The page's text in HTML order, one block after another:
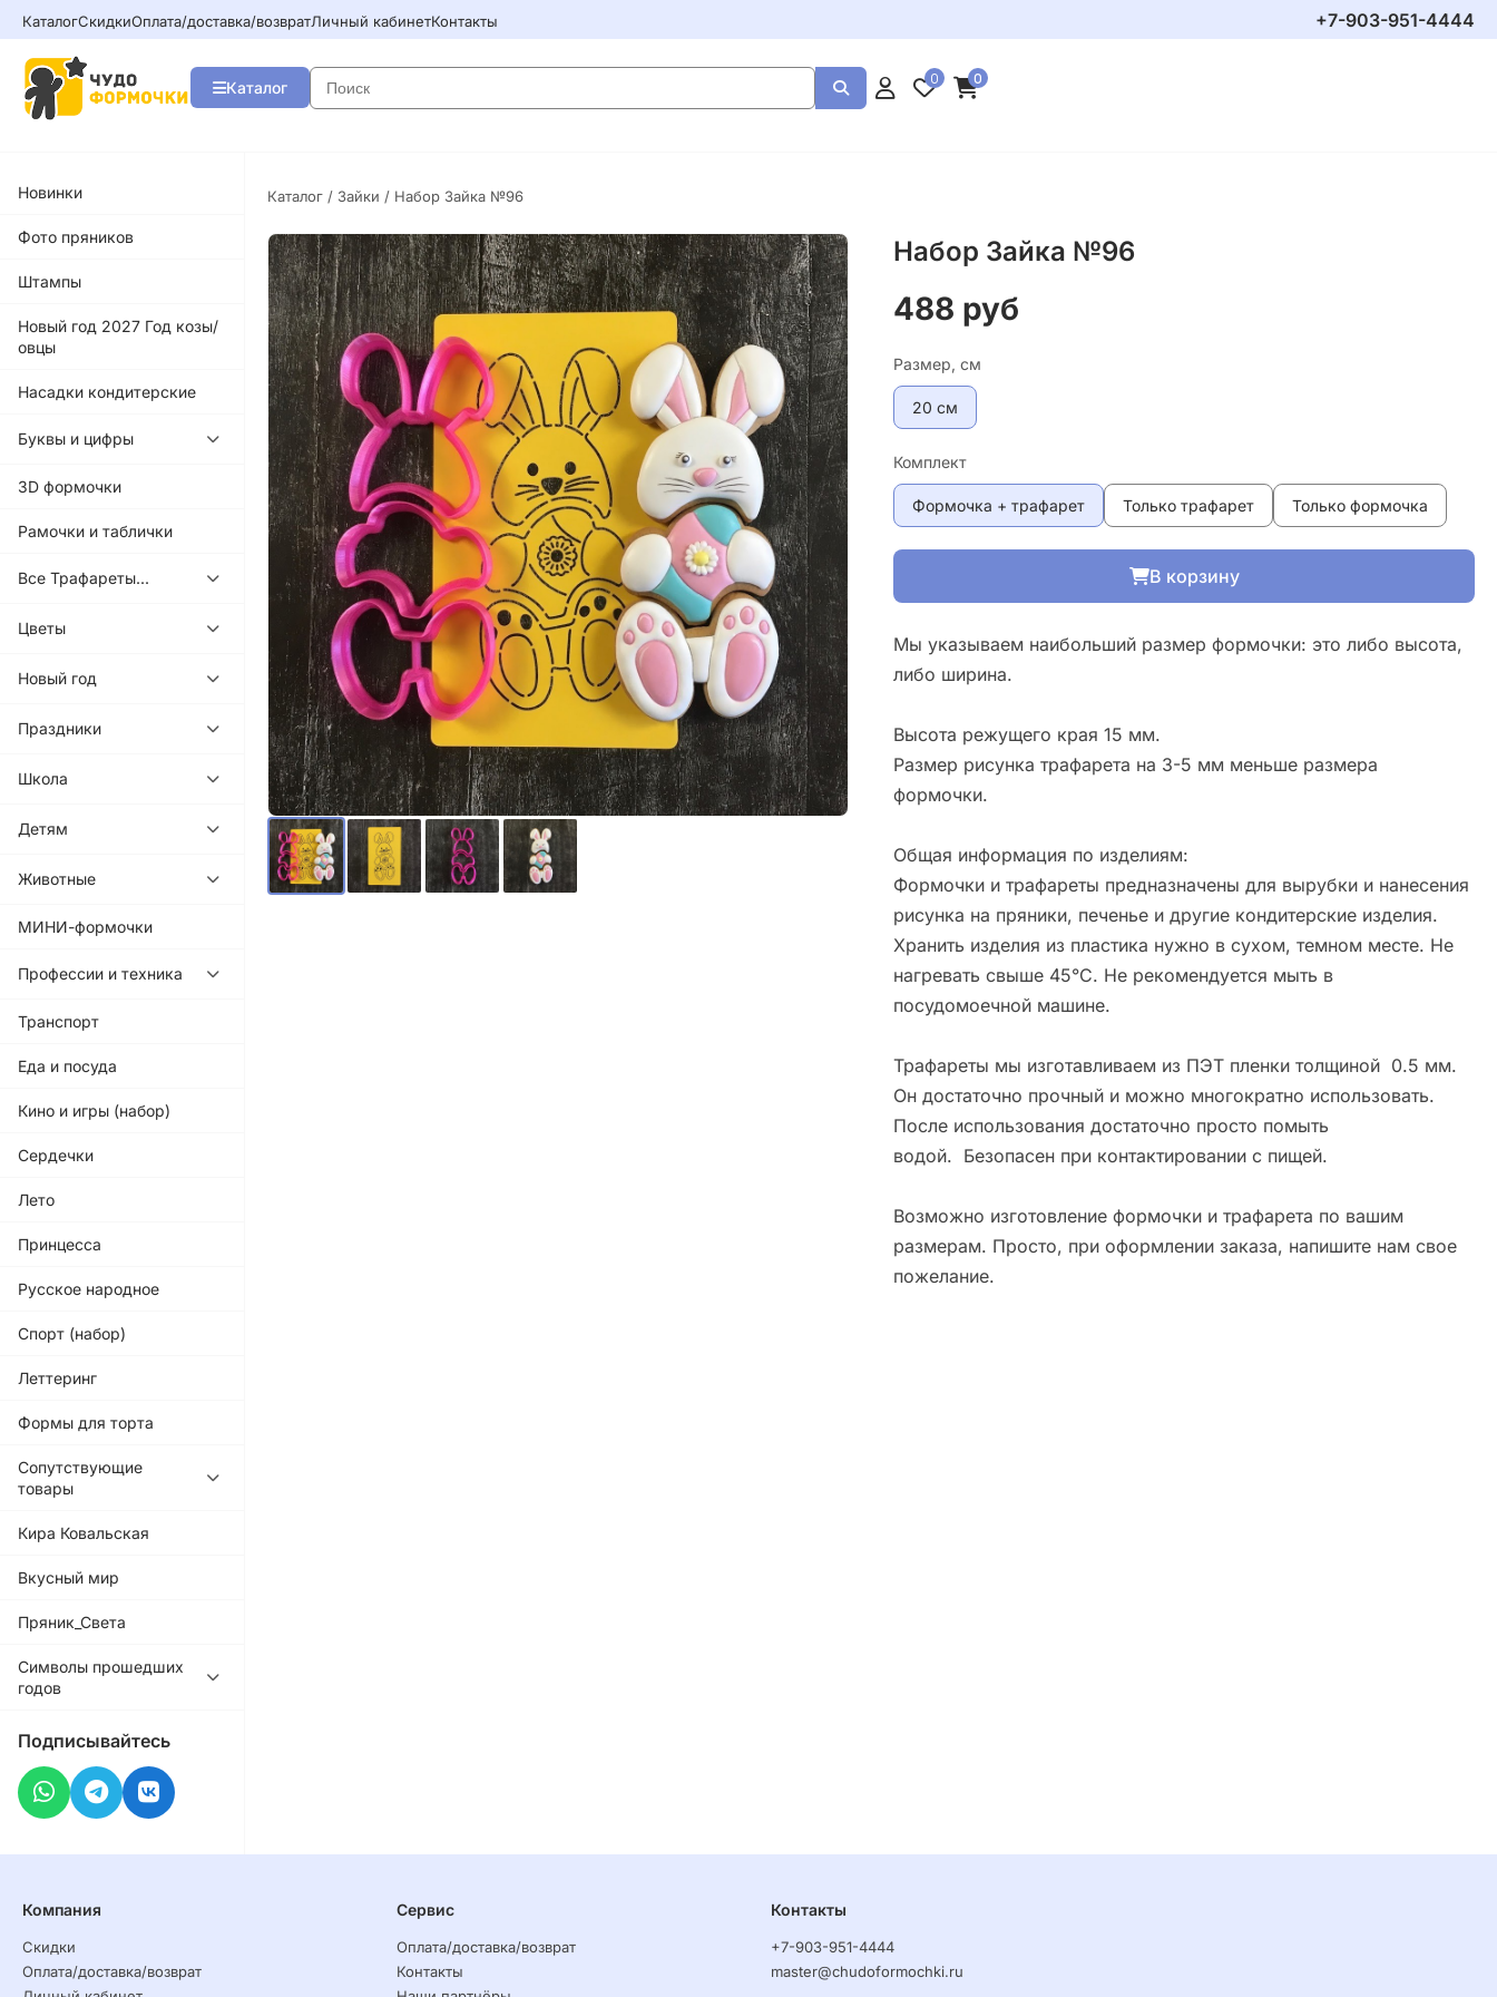
КаталогСкидкиОплата/доставка/возвратЛичный кабинетКонтакты +7-903-951-4444
Каталог
0 0
Новинки
Фото пряников
Штампы
Новый год 2027 Год козы/
овцы
Насадки кондитерские
Буквы и цифры
3D формочки
Рамочки и таблички
Все Трафареты...
Цветы
Новый год
Праздники
Школа
Детям
Животные
МИНИ-формочки
Профессии и техника
Транспорт
Еда и посуда
Кино и игры (набор)
Сердечки
Лето
Принцесса
Русское народное
Спорт (набор)
Леттеринг
Формы для торта
Сопутствующие
товары
Кира Ковальская
Вкусный мир
Пряник_Света
Символы прошедших
годов
Подписывайтесь
Каталог / Зайки / Набор Зайка №96
Набор Зайка №96
488 руб
Размер, см
20 см
Комплект
Формочка + трафарет Только трафарет Только формочка
В корзину
Мы указываем наибольший размер формочки: это либо высота,
либо ширина.
Высота режущего края 15 мм.
Размер рисунка трафарета на 3-5 мм меньше размера
формочки.
Общая информация по изделиям:
Формочки и трафареты предназначены для вырубки и нанесения
рисунка на пряники, печенье и другие кондитерские изделия.
Хранить изделия из пластика нужно в сухом, темном месте. Не
нагревать свыше 45°С. Не рекомендуется мыть в
посудомоечной машине.
Трафареты мы изготавливаем из ПЭТ пленки толщиной 0.5 мм.
Он достаточно прочный и можно многократно использовать.
После использования достаточно просто помыть
водой. Безопасен при контактировании с пищей.
Возможно изготовление формочки и трафарета по вашим
размерам. Просто, при оформлении заказа, напишите нам свое
пожелание.
Компания
Скидки
Оплата/доставка/возврат
Сервис
Оплата/доставка/возврат
Контакты
Контакты
+7-903-951-4444
master@chudoformochki.ru